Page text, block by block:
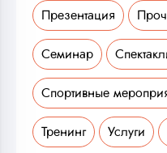
Презентация
Семинар
Спортивные
Тренинг Услуги